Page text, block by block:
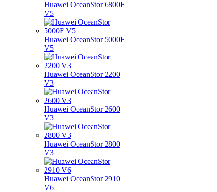
Huawei OceanStor 6800F
V5
Huawei OceanStor 5000F
V5
Huawei OceanStor 2200
V3
Huawei OceanStor 2600
V3
Huawei OceanStor 2800
V3
Huawei OceanStor 2910
V6